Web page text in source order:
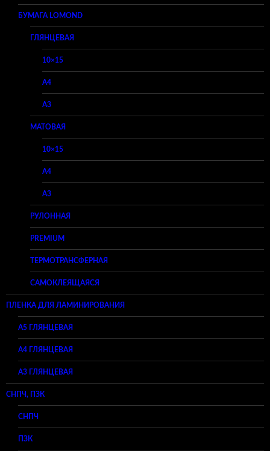
БУМАГА LOMOND
ГЛЯНЦЕВАЯ
10×15
A4
A3
МАТОВАЯ
10×15
A4
A3
РУЛОННАЯ
PREMIUM
ТЕРМОТРАНСФЕРНАЯ
САМОКЛЕЯЩАЯСЯ
ПЛЕНКА ДЛЯ ЛАМИНИРОВАНИЯ
A5 ГЛЯНЦЕВАЯ
А4 ГЛЯНЦЕВАЯ
A3 ГЛЯНЦЕВАЯ
СНПЧ, ПЗК
СНПЧ
ПЗК